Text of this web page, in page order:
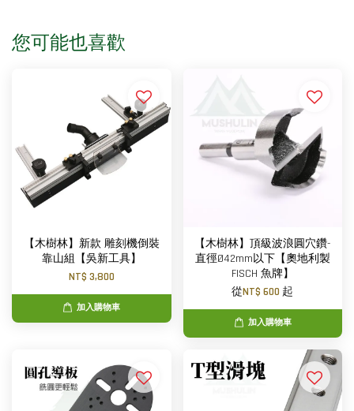
您可能也喜歡
【木樹林】新款 雕刻機倒裝
靠山組【吳新工具】
NT$ 3,800
加入購物車
【木樹林】頂級波浪圓穴鑽-
直徑Ø42mm以下【奧地利製
FISCH 魚牌】
從NT$ 600 起
加入購物車